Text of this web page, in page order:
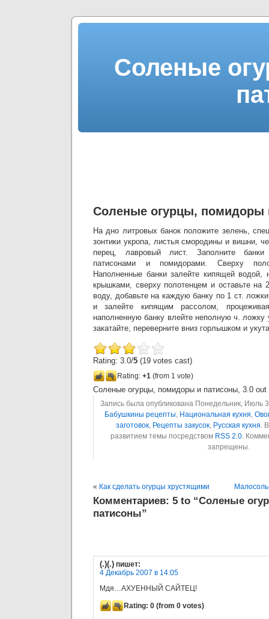
Соленые
Соленые огурцы, помидоры
На дно литровых банок положите зелень,
зонтики укропа, листья смородины и вишни,
перец, лавровый лист. Заполните банки
патисонами и помидорами. Сверху
Наполненные банки залейте кипящей водой,
крышками, сверху полотенцем и оставьте на
воду, добавьте на каждую банку по 1 ст.
и залейте кипящим рассолом,
наполненную банку влейте неполную ч. ложку
закатайте, переверните вниз горлышком и
Rating: 3.0/5 (19 votes cast)
Rating: +1 (from 1 vote)
Соленые огурцы, помидоры и патисоны, 3.0
Запись была опубликована Понедельник, Июль
Бабушкины рецепты, Национальная кухня,
заготовок, Рецепты закусок, Русская кухня.
развитием темы посредством RSS 2.0.
запрещены.
« Как сделать огурцы хрустящими
Комментариев: 5 to “Соленые
патисоны”
(.)(.) пишет:
4 Декабрь 2007 в 14:05
Мдя…АХУЕННЫЙ САЙТЕЦ!
Rating: 0 (from 0 votes)